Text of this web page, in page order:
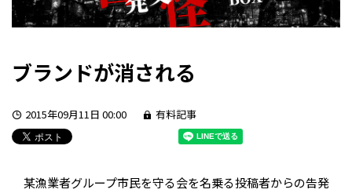
ブランドが消される
2015年09月11日 00:00 有料記事
某漁業者グループ市民を守る会を名乗る投稿者からの告発